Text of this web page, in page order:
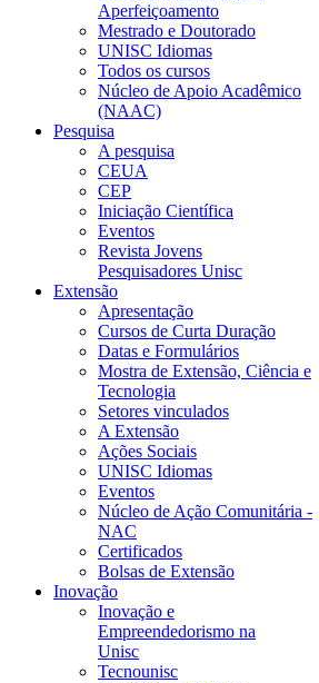
Aperfeiçoamento
Mestrado e Doutorado
UNISC Idiomas
Todos os cursos
Núcleo de Apoio Acadêmico
(NAAC)
Pesquisa
A pesquisa
CEUA
CEP
Iniciação Científica
Eventos
Revista Jovens
Pesquisadores Unisc
Extensão
Apresentação
Cursos de Curta Duração
Datas e Formulários
Mostra de Extensão, Ciência e
Tecnologia
Setores vinculados
A Extensão
Ações Sociais
UNISC Idiomas
Eventos
Núcleo de Ação Comunitária -
NAC
Certificados
Bolsas de Extensão
Inovação
Inovação e
Empreendedorismo na
Unisc
Tecnounisc